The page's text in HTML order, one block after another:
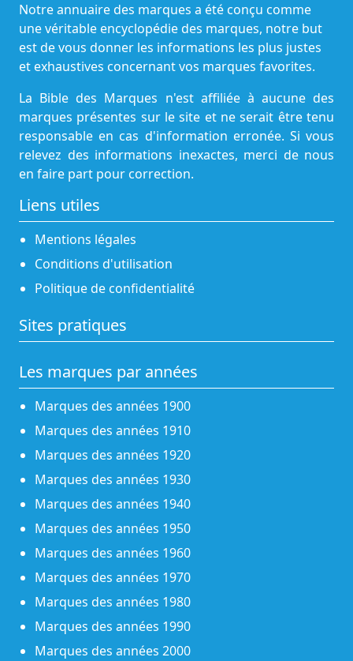
Notre annuaire des marques a été conçu comme
une véritable encyclopédie des marques, notre but
est de vous donner les informations les plus justes
et exhaustives concernant vos marques favorites.
La Bible des Marques n'est affiliée à aucune des
marques présentes sur le site et ne serait être tenu
responsable en cas d'information erronée. Si vous
relevez des informations inexactes, merci de nous
en faire part pour correction.
Liens utiles
Mentions légales
Conditions d'utilisation
Politique de confidentialité
Sites pratiques
Les marques par années
Marques des années 1900
Marques des années 1910
Marques des années 1920
Marques des années 1930
Marques des années 1940
Marques des années 1950
Marques des années 1960
Marques des années 1970
Marques des années 1980
Marques des années 1990
Marques des années 2000